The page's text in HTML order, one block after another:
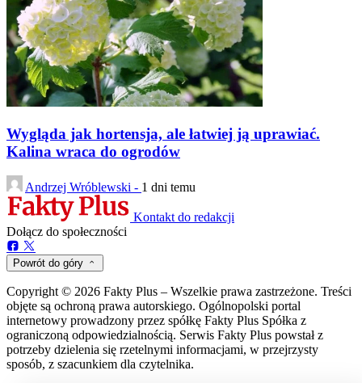
Wygląda jak hortensja, ale łatwiej ją uprawiać.
Kalina wraca do ogrodów
Andrzej Wróblewski - 1 dni temu
Kontakt do redakcji
Dołącz do społeczności
Powrót do góry
Copyright © 2026 Fakty Plus – Wszelkie prawa zastrzeżone. Treści
objęte są ochroną prawa autorskiego. Ogólnopolski portal
internetowy prowadzony przez spółkę Fakty Plus Spółka z
ograniczoną odpowiedzialnością. Serwis Fakty Plus powstał z
potrzeby dzielenia się rzetelnymi informacjami, w przejrzysty
sposób, z szacunkiem dla czytelnika.